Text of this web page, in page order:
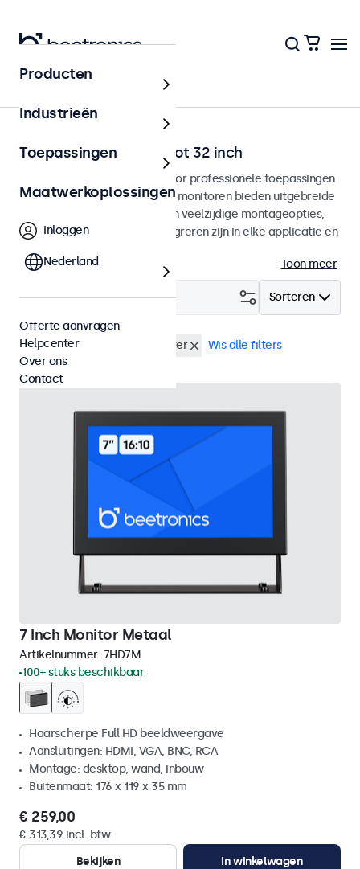
Home
BNC monitoren van 7 tot 32 inch
BNC monitoren ontworpen voor professionele toepassingen
en continu gebruik. Deze BNC monitoren bieden uitgebreide
configuratiemogelijkheden en veelzijdige montageopties,
waarmee ze naadloos te integreren zijn in elke applicatie en
Toon meer
Sorteren
Filter (23)
BNC (CVBS) USB mediaplayer Wis alle filters
7 Inch Monitor Metaal
Artikelnummer: 7HD7M
100+ stuks beschikbaar
Haarscherpe Full HD beeldweergave
Aansluitingen: HDMI, VGA, BNC, RCA
Montage: desktop, wand, inbouw
Buitenmaat: 176 x 119 x 35 mm
€ 259,00
€ 313,39 incl. btw
Bekijken
In winkelwagen
Producten
Industrieën
Toepassingen
Maatwerkoplossingen
Inloggen
Nederland
Offerte aanvragen
Helpcenter
Over ons
Contact